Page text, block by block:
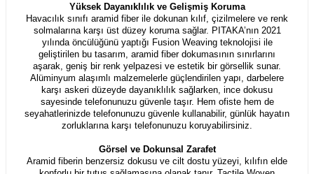
Yüksek Dayanıklılık ve Gelişmiş Koruma
Havacılık sınıfı aramid fiber ile dokunan kılıf, çizilmelere ve renk
solmalarına karşı üst düzey koruma sağlar. PITAKA’nın 2021
yılında öncülüğünü yaptığı Fusion Weaving teknolojisi ile
geliştirilen bu tasarım, aramid fiber dokumasının sınırlarını
aşarak, geniş bir renk yelpazesi ve estetik bir görsellik sunar.
Alüminyum alaşımlı malzemelerle güçlendirilen yapı, darbelere
karşı askeri düzeyde dayanıklılık sağlarken, ince dokusu
sayesinde telefonunuzu güvenle taşır. Hem ofiste hem de
seyahatlerinizde telefonunuzu güvenle kullanabilir, günlük hayatın
zorluklarına karşı telefonunuzu koruyabilirsiniz.
Görsel ve Dokunsal Zarafet
Aramid fiberin benzersiz dokusu ve cilt dostu yüzeyi, kılıfın elde